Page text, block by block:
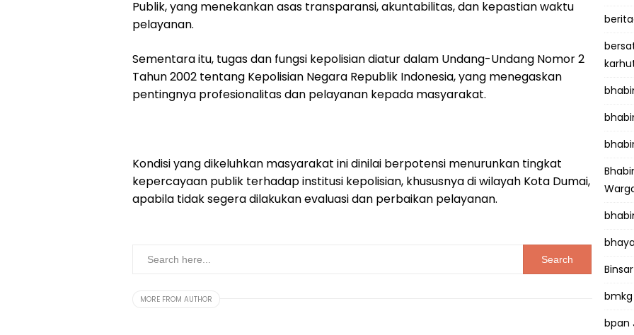
Publik, yang menekankan asas transparansi, akuntabilitas, dan kepastian waktu
pelayanan.
Sementara itu, tugas dan fungsi kepolisian diatur dalam Undang-Undang Nomor 2
Tahun 2002 tentang Kepolisian Negara Republik Indonesia, yang menegaskan
pentingnya profesionalitas dan pelayanan kepada masyarakat.
Kondisi yang dikeluhkan masyarakat ini dinilai berpotensi menurunkan tingkat
kepercayaan publik terhadap institusi kepolisian, khususnya di wilayah Kota Dumai,
apabila tidak segera dilakukan evaluasi dan perbaikan pelayanan.
MORE FROM AUTHOR
Binsar
bmkg
bpan